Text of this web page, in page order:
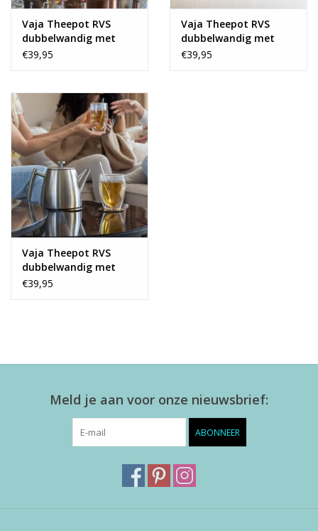
Vaja Theepot RVS
dubbelwandig met
zeef
€39,95
Vaja Theepot RVS
dubbelwandig met
zeef
€39,95
Vaja Theepot RVS
dubbelwandig met
zeef
€39,95
Meld je aan voor onze nieuwsbrief:
ABONNEER